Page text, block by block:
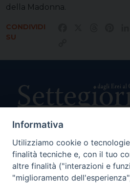
della Madonna.
CONDIVIDI
SU
Direttore
Direttore
Editore e Proprietà Opera di
Informativa
Utilizziamo cookie o
finalità tecniche e, con il tuo
altre finalità ("interazioni e
"miglioramento